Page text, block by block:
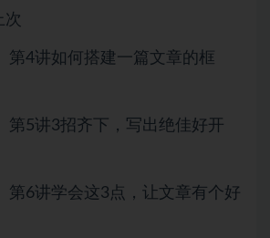
次
第4讲如何搭建一篇文章的框
第5讲3招齐下，写出绝佳好开
第6讲学会这3点，让文章有个好